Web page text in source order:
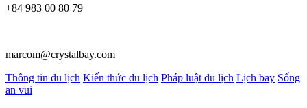
+84 983 00 80 79
marcom@crystalbay.com
Thông tin du lịch Kiến thức du lịch Pháp luật du lịch Lịch bay Sống
an vui